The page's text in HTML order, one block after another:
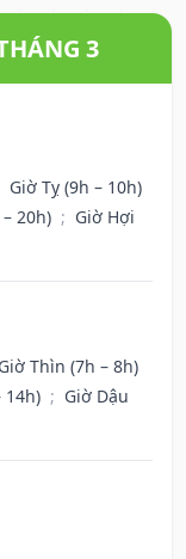
3
Giờ Tỵ (9h – 10h)
20h) ; Giờ Hợi
Giờ Thìn (7h – 8h)
14h) ; Giờ Dậu